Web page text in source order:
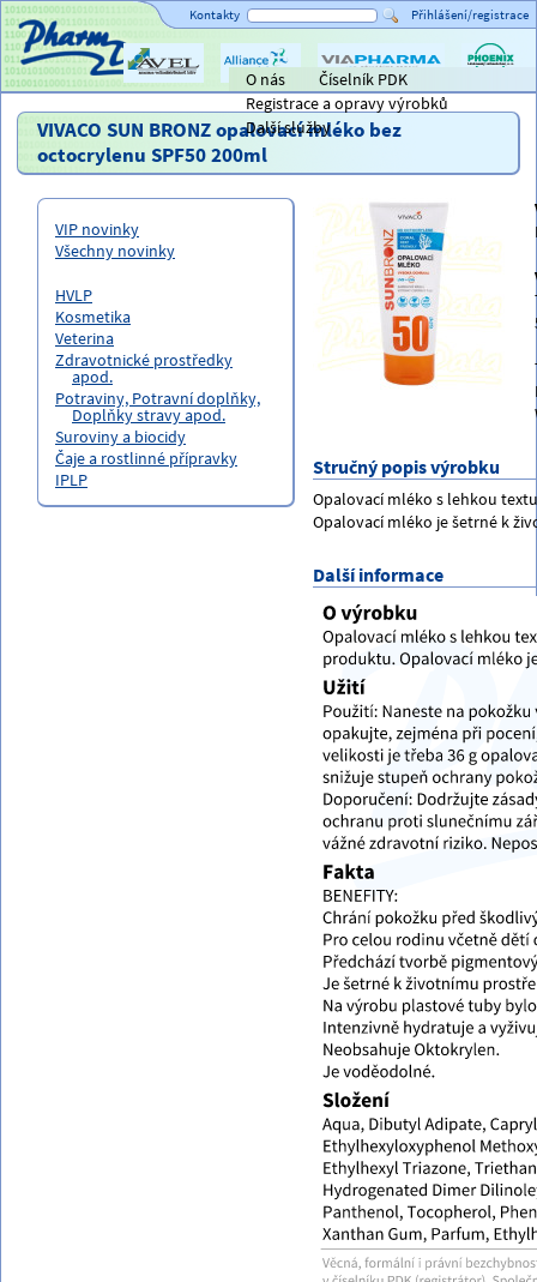
Titulní strana O nás
Číselník PDK
Registrace a opravy výrobků
Další služby
Kontakty Přihlášení/registrace
AVEL Alliance
Healthcare
ViaPharma PHOENIX
VIVACO SUN BRONZ opalovací mléko bez
octocrylenu SPF50 200ml
VIP novinky
Všechny novinky
HVLP
Kosmetika
Veterina
Zdravotnické prostředky
apod.
Potraviny, Potravní doplňky,
Doplňky stravy apod.
Suroviny a biocidy
Čaje a rostlinné přípravky
IPLP
Stručný popis výrobku
Opalovací mléko s lehkou
Opalovací mléko je šetrné k
Další informace